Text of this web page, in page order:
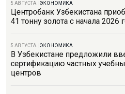
5 АВГУСТА ЭКОНОМИКА
Центробанк Узбекистана
41 тонну золота с начала 2026
5 АВГУСТА ЭКОНОМИКА
В Узбекистане предложили
сертификацию частных
центров